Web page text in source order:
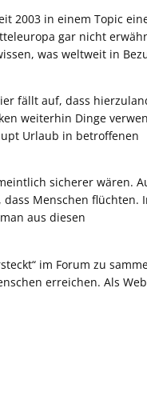
2003 in einem Topic
gar nicht
was weltweit in
fällt auf, dass
weiterhin Dinge
Urlaub in betroffenen
sicherer wären.
Menschen flüchten.
aus diesen
im Forum zu
erreichen. Als